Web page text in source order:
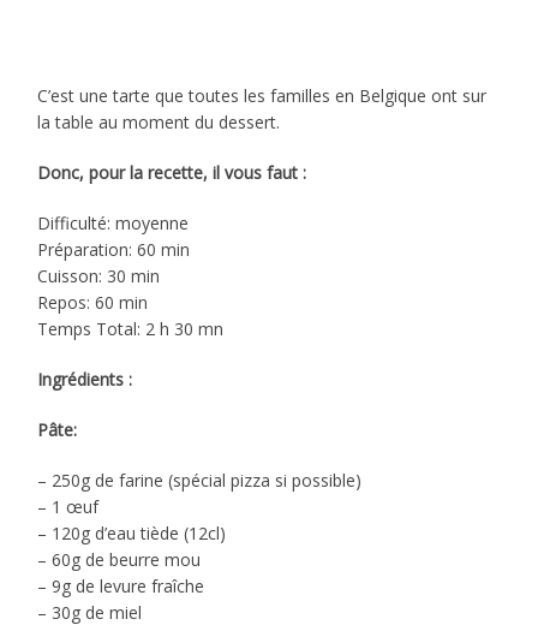
C’est une tarte que toutes les familles en Belgique ont sur
la table au moment du dessert.
Donc, pour la recette, il vous faut :
Difficulté: moyenne
Préparation: 60 min
Cuisson: 30 min
Repos: 60 min
Temps Total: 2 h 30 mn
Ingrédients :
Pâte:
– 250g de farine (spécial pizza si possible)
– 1 œuf
– 120g d’eau tiède (12cl)
– 60g de beurre mou
– 9g de levure fraîche
– 30g de miel